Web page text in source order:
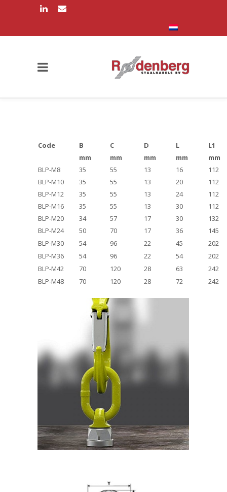
Code B C D L
L1
mm
mm mm mm
mm
BLP-M8
35 55 13 16
112
BLP-M10
35 55 13 20
112
BLP-M12
35 55 13 24
112
BLP-M16
35 55 13 30
112
BLP-M20
34 57 17 30
132
BLP-M24
50 70 17 36
145
BLP-M30
54 96 22 45
202
BLP-M36
54 96 22 54
202
BLP-M42
70 120 28 63
242
BLP-M48
70 120 28 72 242